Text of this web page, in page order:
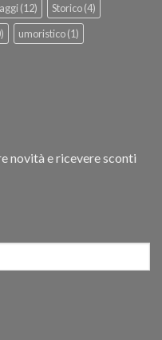
(12) Storico(4)
umoristico(1)
novità e ricevere sconti